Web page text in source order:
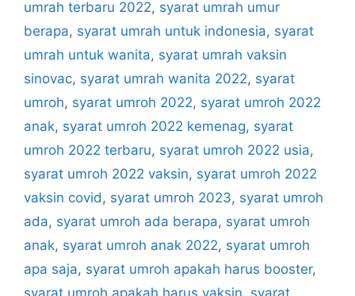
umrah terbaru 2022, syarat umrah umur
berapa, syarat umrah untuk indonesia, syarat
umrah untuk wanita, syarat umrah vaksin
sinovac, syarat umrah wanita 2022, syarat
umroh, syarat umroh 2022, syarat umroh 2022
anak, syarat umroh 2022 kemenag, syarat
umroh 2022 terbaru, syarat umroh 2022 usia,
syarat umroh 2022 vaksin, syarat umroh 2022
vaksin covid , syarat umroh 2023, syarat umroh
ada, syarat umroh ada berapa, syarat umroh
anak, syarat umroh anak 2022, syarat umroh
apa saja, syarat umroh apakah harus booster,
syarat umroh apakah harus vaksin, syarat